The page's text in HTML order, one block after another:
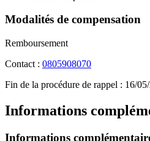
Modalités de compensation
Remboursement
Contact : 0805908070
Fin de la procédure de rappel : 16/
Informations
Informations